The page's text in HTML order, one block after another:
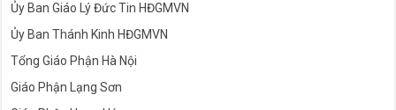
Ủy Ban Giáo Lý Đức Tin HĐGMVN
Ủy Ban Thánh Kinh HĐGMVN
Tổng Giáo Phận Hà Nội
Giáo Phận Lạng Sơn